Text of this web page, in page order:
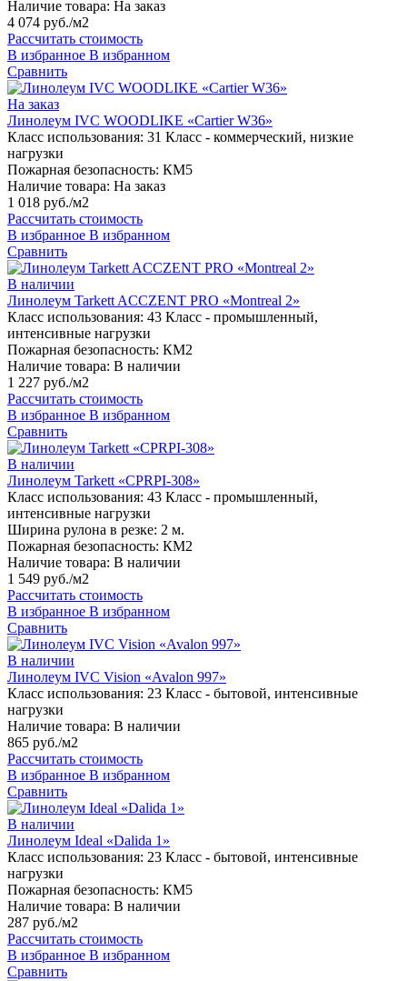
Наличие товара: На заказ
4 074 руб./м2
Рассчитать стоимость
В избранное В избранном
Сравнить
На заказ
Линолеум IVC WOODLIKE «Cartier W36»
Класс использования: 31 Класс - коммерческий, низкие
нагрузки
Пожарная безопасность: КМ5
Наличие товара: На заказ
1 018 руб./м2
Рассчитать стоимость
В избранное В избранном
Сравнить
В наличии
Линолеум Tarkett ACCZENT PRO «Montreal 2»
Класс использования: 43 Класс - промышленный,
интенсивные нагрузки
Пожарная безопасность: КМ2
Наличие товара: В наличии
1 227 руб./м2
Рассчитать стоимость
В избранное В избранном
Сравнить
В наличии
Линолеум Tarkett «CPRPI-308»
Класс использования: 43 Класс - промышленный,
интенсивные нагрузки
Ширина рулона в резке: 2 м.
Пожарная безопасность: КМ2
Наличие товара: В наличии
1 549 руб./м2
Рассчитать стоимость
В избранное В избранном
Сравнить
В наличии
Линолеум IVC Vision «Avalon 997»
Класс использования: 23 Класс - бытовой, интенсивные
нагрузки
Наличие товара: В наличии
865 руб./м2
Рассчитать стоимость
В избранное В избранном
Сравнить
В наличии
Линолеум Ideal «Dalida 1»
Класс использования: 23 Класс - бытовой, интенсивные
нагрузки
Пожарная безопасность: КМ5
Наличие товара: В наличии
287 руб./м2
Рассчитать стоимость
В избранное В избранном
Сравнить